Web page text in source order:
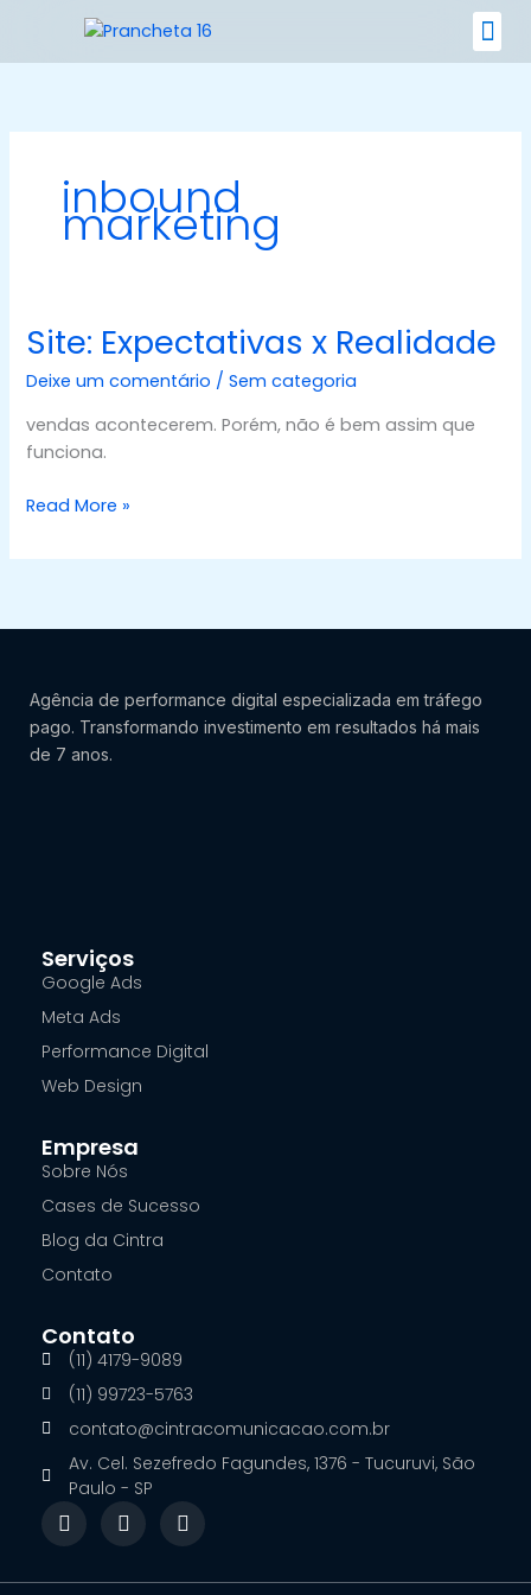
o
inbound
marketing
Site: Expectativas x Realidade
Deixe um comentário /Sem categoria
vendas acontecerem. Porém, não é bem assim que
funciona.
Site:
Expectativas
x
Realidade
Read More »
Agência de performance digital especializada em tráfego
pago. Transformando investimento em resultados há mais
de 7 anos.
Serviços
Google Ads
Meta Ads
Performance Digital
Web Design
Empresa
Sobre Nós
Cases de Sucesso
Blog da Cintra
Contato
Contato
(11) 4179-9089
(11) 99723-5763
contato@cintracomunicacao.com.br
Av. Cel. Sezefredo Fagundes, 1376 - Tucuruvi, São
Paulo - SP
F
a
c
I
n
s
L
i
n